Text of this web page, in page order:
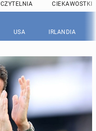
CZYTELNIA CIEKAWOSTKI
USA IRLANDIA